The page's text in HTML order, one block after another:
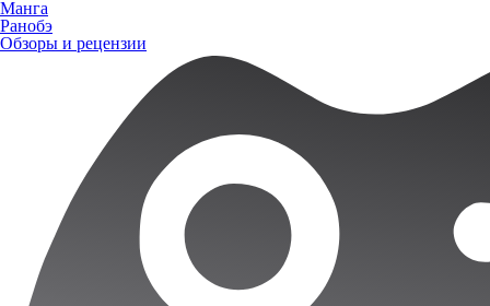
Манга
Ранобэ
Обзоры и рецензии